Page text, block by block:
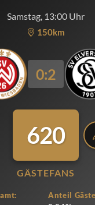
Samstag, 13:00 Uhr
150km
0:2
620
GÄSTEFANS
Anteil